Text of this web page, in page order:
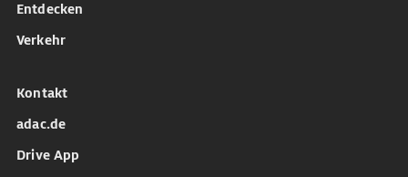
Entdecken
Verkehr
Kontakt
adac.de
Drive App